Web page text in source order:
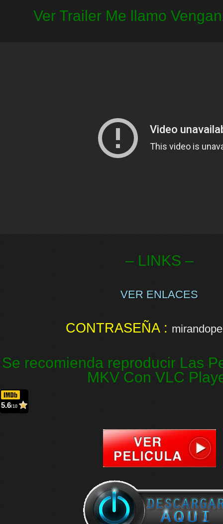
Ver Trailer Me llamo
– LINKS –
VER ENLACES
CONTRASEÑA :
Se recomienda reproducir Las
MKV Con VLC
5.6/10